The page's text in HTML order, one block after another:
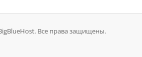
Все права защищены.